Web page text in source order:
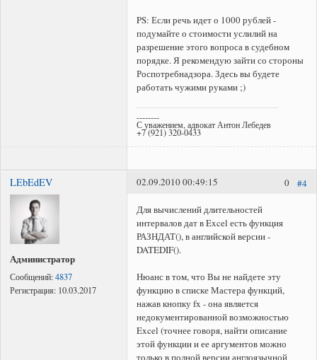
PS: Если речь идет о 1000 рублей -
подумайте о стоимости услилий на
разрешение этого вопроса в судебном
порядке. Я рекомендую зайти со стороны
Роспотребнадзора. Здесь вы будете
работать чужими руками ;)
--------
С уважением, адвокат Антон Лебедев
+7 (921) 320-0433
LEbEdEV
Администратор
Сообщений:4837
Регистрация: 10.03.2017
#4
0
02.09.2010 00:49:15
Для вычислений длительностей
интервалов дат в Excel есть функция
РАЗНДАТ(), в английской версии -
DATEDIF().
Нюанс в том, что Вы не найдете эту
функцию в списке Мастера функций,
нажав кнопку fx - она является
недокументированной возможностью
Excel (точнее говоря, найти описание
этой функции и ее аргументов можно
только в полной версии англоязычной